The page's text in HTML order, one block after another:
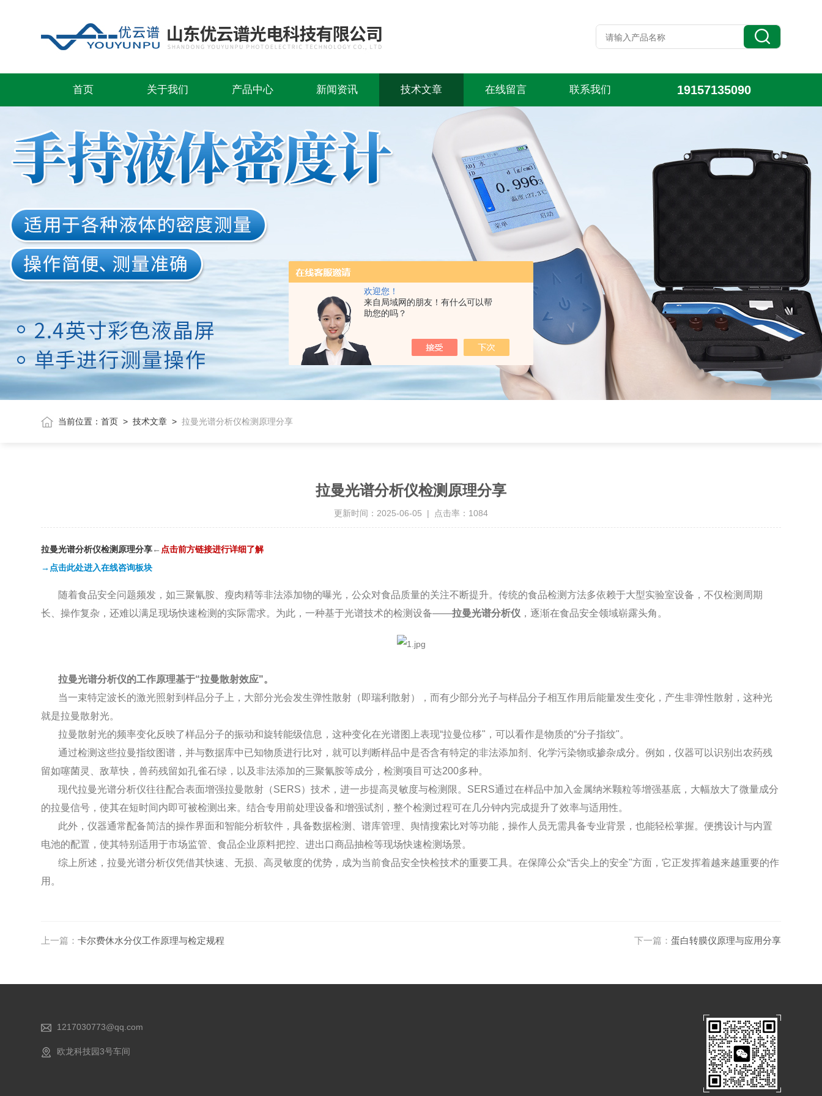
欢迎您！
来自局域网的朋友！有什么可以帮
助您的吗？
首页 关于我们 产品中心 新闻资讯 技术文章 在线留言 联系我们 19157135090
当前位置：首页 >技术文章 >拉曼光谱分析仪检测原理分享
拉曼光谱分析仪检测原理分享
更新时间：2025-06-05 | 点击率：1084
拉曼光谱分析仪检测原理分享← 点击前方链接进行详细了解
→点击此处进入在线咨询板块
随着食品安全问题频发，如三聚氰胺、瘦肉精等非法添加物的曝光，公众对食品质量的关注不断提升。传统的食品检测方法多依赖于大型实验室设备，不仅检测周期
长、操作复杂，还难以满足现场快速检测的实际需求。为此，一种基于光谱技术的检测设备——拉曼光谱分析仪 ，逐渐在食品安全领域崭露头角。
拉曼光谱分析仪的工作原理基于“拉曼散射效应"。
当一束特定波长的激光照射到样品分子上，大部分光会发生弹性散射（即瑞利散射），而有少部分光子与样品分子相互作用后能量发生变化，产生非弹性散射，这种光
就是拉曼散射光。
拉曼散射光的频率变化反映了样品分子的振动和旋转能级信息，这种变化在光谱图上表现“拉曼位移"，可以看作是物质的“分子指纹"。
通过检测这些拉曼指纹图谱，并与数据库中已知物质进行比对，就可以判断样品中是否含有特定的非法添加剂、化学污染物或掺杂成分。例如，仪器可以识别出农药残
留如噻菌灵、敌草快，兽药残留如孔雀石绿，以及非法添加的三聚氰胺等成分，检测项目可达200多种。
现代拉曼光谱分析仪往往配合表面增强拉曼散射（SERS）技术，进一步提高灵敏度与检测限。SERS通过在样品中加入金属纳米颗粒等增强基底，大幅放大了微量成分
的拉曼信号，使其在短时间内即可被检测出来。结合专用前处理设备和增强试剂，整个检测过程可在几分钟内完成提升了效率与适用性。
此外，仪器通常配备简洁的操作界面和智能分析软件，具备数据检测、谱库管理、舆情搜索比对等功能，操作人员无需具备专业背景，也能轻松掌握。便携设计与内置
电池的配置，使其特别适用于市场监管、食品企业原料把控、进出口商品抽检等现场快速检测场景。
综上所述，拉曼光谱分析仪凭借其快速、无损、高灵敏度的优势，成为当前食品安全快检技术的重要工具。在保障公众“舌尖上的安全"方面，它正发挥着越来越重要的作
用。
上一篇：卡尔费休水分仪工作原理与检定规程 下一篇： 蛋白转膜仪原理与应用分享
1217030773@qq.com
欧龙科技园3号车间